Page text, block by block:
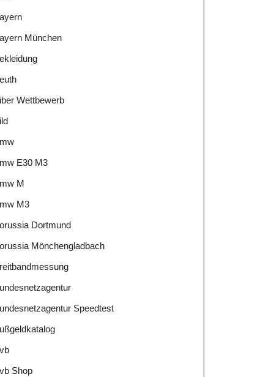
München
Wettbewerb
E30 M3
M
M3
Dortmund
Mönchengladbach
Speedtest
Shop